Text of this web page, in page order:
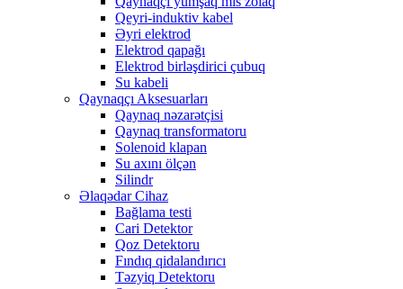
Qeyri-induktiv kabel
Əyri elektrod
Elektrod qapağı
Elektrod birləşdirici çubuq
Su kabeli
Qaynaqçı Aksesuarları
Qaynaq nəzarətçisi
Qaynaq transformatoru
Solenoid klapan
Su axını ölçən
Silindr
Əlaqədar Cihaz
Bağlama testi
Cari Detektor
Qoz Detektoru
Fındıq qidalandırıcı
Təzyiq Detektoru